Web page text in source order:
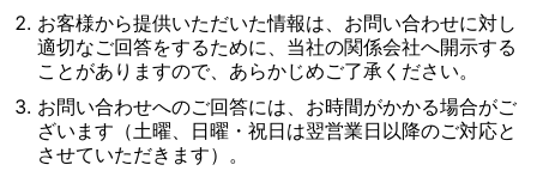
お客様から提供いただいた情報は、お問い合わせに対し
適切なご回答をするために、当社の関係会社へ開示する
ことがありますので、あらかじめご了承ください。
お問い合わせへのご回答には、お時間がかかる場合がご
ざいます（土曜、日曜・祝日は翌営業日以降のご対応と
させていただきます）。